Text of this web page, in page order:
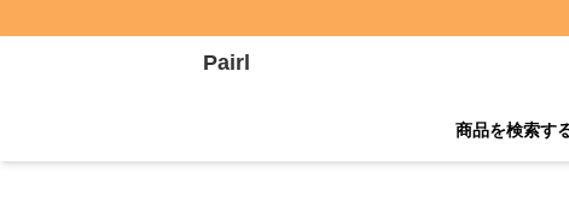
Pairl
商品を検索す